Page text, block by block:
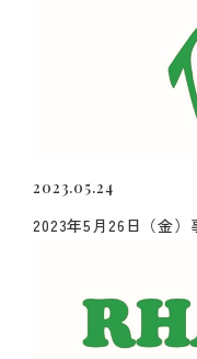
2023.05.24
2023年5月26日（金